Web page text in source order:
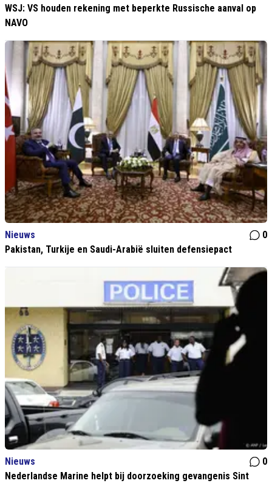
WSJ: VS houden rekening met beperkte Russische aanval op
NAVO
Nieuws
0
Pakistan, Turkije en Saudi-Arabië sluiten defensiepact
Nieuws
0
Nederlandse Marine helpt bij doorzoeking gevangenis Sint